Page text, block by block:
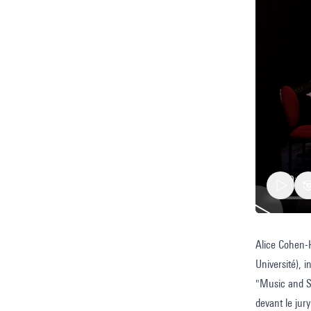
de
thèse
d'Alice
Alice Cohen-
Université),
"Music and
devant le